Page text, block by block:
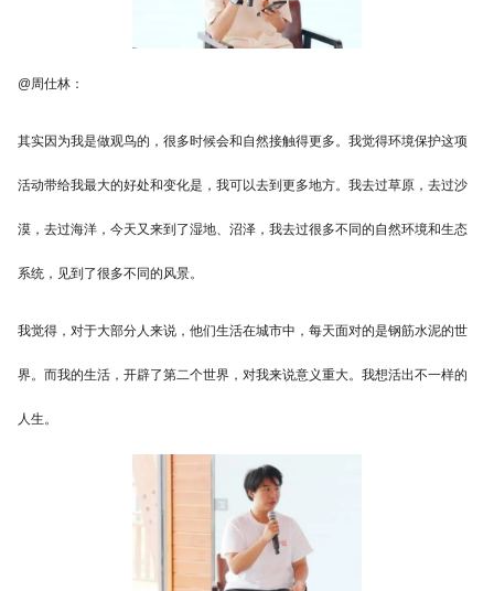
@周仕林：
其实因为我是做观鸟的，很多时候会和自然接触得更多。我觉得环境保护这项
活动带给我最大的好处和变化是，我可以去到更多地方。我去过草原，去过沙
漠，去过海洋，今天又来到了湿地、沼泽，我去过很多不同的自然环境和生态
系统，见到了很多不同的风景。
我觉得，对于大部分人来说，他们生活在城市中，每天面对的是钢筋水泥的世
界。而我的生活，开辟了第二个世界，对我来说意义重大。我想活出不一样的
人生。